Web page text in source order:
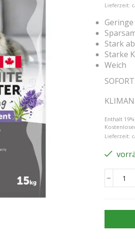
Lieferzeit:
Stark
Starke
Weich
Enthält
Lieferzeit: